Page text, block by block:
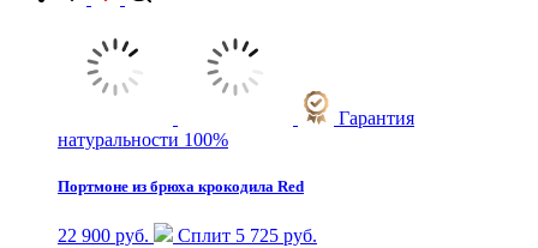
Гарантия
натуральности 100%
Портмоне из брюха крокодила Red
22 900 руб.
Сплит 5 725 руб.